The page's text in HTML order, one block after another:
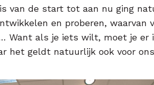
van de start tot aan nu ging
en proberen, waarvan
Want als je iets wilt, moet je er
het geldt natuurlijk ook voor